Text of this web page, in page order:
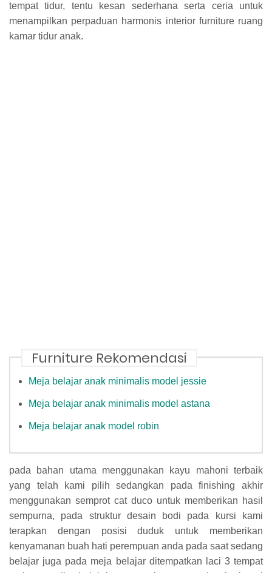
tempat tidur, tentu kesan sederhana serta ceria untuk
menampilkan perpaduan harmonis interior furniture ruang
kamar tidur anak.
Furniture Rekomendasi
Meja belajar anak minimalis model jessie
Meja belajar anak minimalis model astana
Meja belajar anak model robin
pada bahan utama menggunakan kayu mahoni terbaik
yang telah kami pilih sedangkan pada finishing akhir
menggunakan semprot cat duco untuk memberikan hasil
sempurna, pada struktur desain bodi pada kursi kami
terapkan dengan posisi duduk untuk memberikan
kenyamanan buah hati perempuan anda pada saat sedang
belajar juga pada meja belajar ditempatkan laci 3 tempat